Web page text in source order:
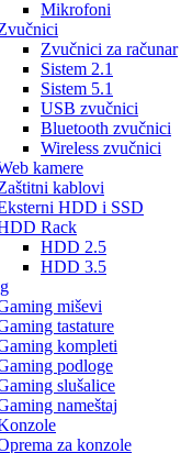
Mikrofoni
Zvučnici za računar
Sistem 2.1
Sistem 5.1
USB zvučnici
Bluetooth zvučnici
Wireless zvučnici
kamere
kablovi
HDD i SSD
Rack
HDD 2.5
HDD 3.5
miševi
tastature
kompleti
podloge
slušalice
nameštaj
za konzole